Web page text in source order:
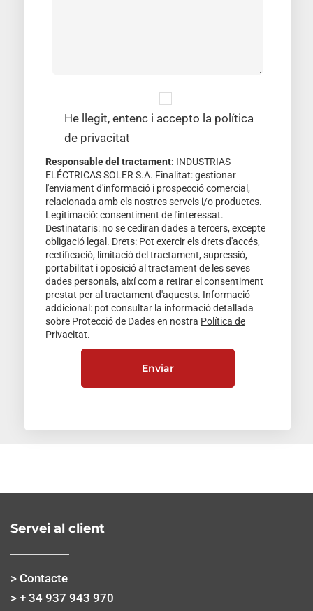
He llegit, entenc i accepto la política
de privacitat
Responsable del tractament: INDUSTRIAS
ELÉCTRICAS SOLER S.A. Finalitat: gestionar
l'enviament d'informació i prospecció comercial,
relacionada amb els nostres serveis i/o productes.
Legitimació: consentiment de l'interessat.
Destinataris: no se cediran dades a tercers, excepte
obligació legal. Drets: Pot exercir els drets d'accés,
rectificació, limitació del tractament, supressió,
portabilitat i oposició al tractament de les seves
dades personals, així com a retirar el consentiment
prestat per al tractament d'aquests. Informació
addicional: pot consultar la informació detallada
sobre Protecció de Dades en nostra Política de
Privacitat.
Servei al client
> Contacte
> + 34 937 943 970